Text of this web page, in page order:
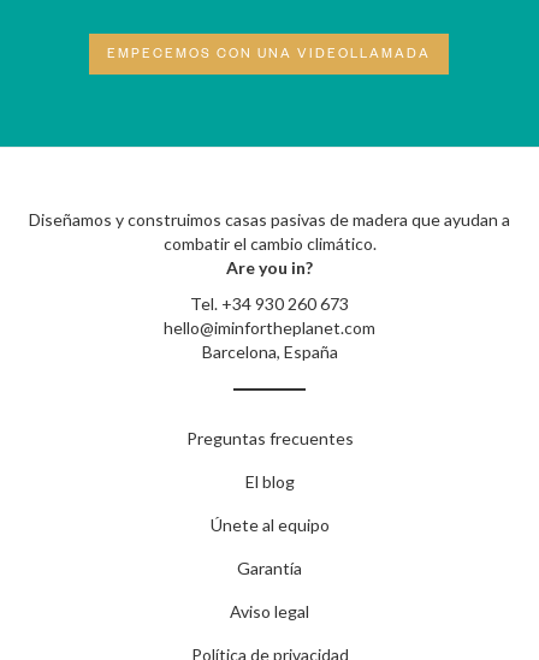
EMPECEMOS CON UNA VIDEOLLAMADA
Diseñamos y construimos casas pasivas de madera que ayudan a
combatir el cambio climático.
Are you in?
Tel. +34 930 260 673
hello@iminfortheplanet.com
Barcelona, España
Preguntas frecuentes
El blog
Únete al equipo
Garantía
Aviso legal
Política de privacidad